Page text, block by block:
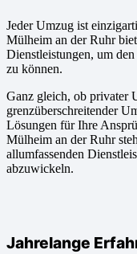
Jeder Umzug ist
Mülheim an der Ruhr
Dienstleistungen, um
zu können.
Ganz gleich, ob privater
grenzüberschreitender
Lösungen für Ihre
Mülheim an der Ruhr
allumfassenden
abzuwickeln.
Jahrelange